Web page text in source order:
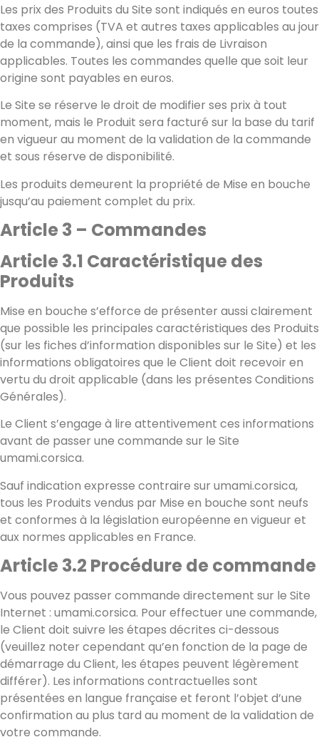
Les prix des Produits du Site sont indiqués en euros toutes
taxes comprises (TVA et autres taxes applicables au jour
de la commande), ainsi que les frais de Livraison
applicables. Toutes les commandes quelle que soit leur
origine sont payables en euros.
Le Site se réserve le droit de modifier ses prix à tout
moment, mais le Produit sera facturé sur la base du tarif
en vigueur au moment de la validation de la commande
et sous réserve de disponibilité.
Les produits demeurent la propriété de Mise en bouche
jusqu’au paiement complet du prix.
Article 3 – Commandes
Article 3.1 Caractéristique des
Produits
Mise en bouche s’efforce de présenter aussi clairement
que possible les principales caractéristiques des Produits
(sur les fiches d’information disponibles sur le Site) et les
informations obligatoires que le Client doit recevoir en
vertu du droit applicable (dans les présentes Conditions
Générales).
Le Client s’engage à lire attentivement ces informations
avant de passer une commande sur le Site
umami.corsica.
Sauf indication expresse contraire sur umami.corsica,
tous les Produits vendus par Mise en bouche sont neufs
et conformes à la législation européenne en vigueur et
aux normes applicables en France.
Article 3.2 Procédure de commande
Vous pouvez passer commande directement sur le Site
Internet : umami.corsica. Pour effectuer une commande,
le Client doit suivre les étapes décrites ci-dessous
(veuillez noter cependant qu’en fonction de la page de
démarrage du Client, les étapes peuvent légèrement
différer). Les informations contractuelles sont
présentées en langue française et feront l’objet d’une
confirmation au plus tard au moment de la validation de
votre commande.